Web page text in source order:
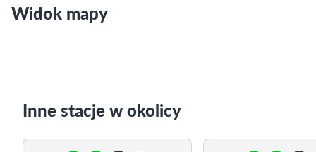
Widok mapy
Inne stacje w okolicy